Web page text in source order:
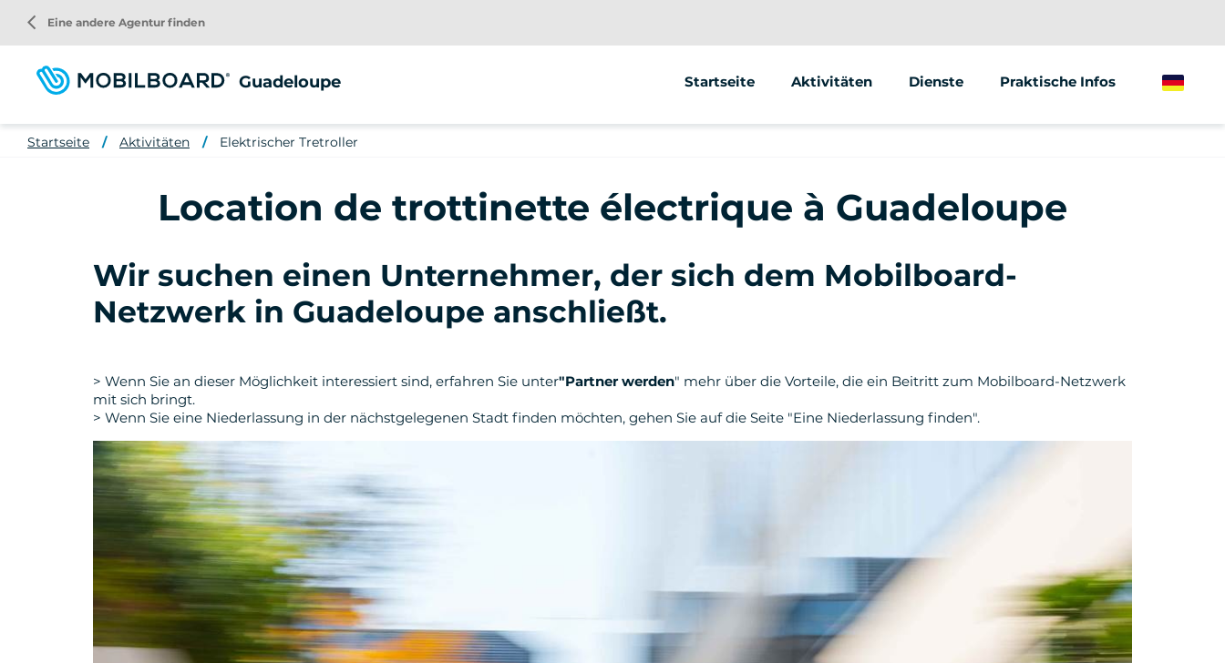
zum
Inhalt
Guadeloupe Startseite Aktivitäten
Segway
Elektrisches Fahrrad
Dienste
Animationen &amp; Seminare
Praktische Infos
arrow_back_ios Eine andere Agentur finden
German
Startseite Aktivitäten Elektrischer Tretroller
Location de trottinette électrique à Guadeloupe
Wir suchen einen Unternehmer, der sich dem Mobilboard-
Netzwerk in Guadeloupe anschließt.
> Wenn Sie an dieser Möglichkeit interessiert sind, erfahren Sie unter"Partner werden" mehr über die Vorteile, die ein Beitritt zum Mobilboard-Netzwerk
mit sich bringt.
> Wenn Sie eine Niederlassung in der nächstgelegenen Stadt finden möchten, gehen Sie auf die Seite "Eine Niederlassung finden".